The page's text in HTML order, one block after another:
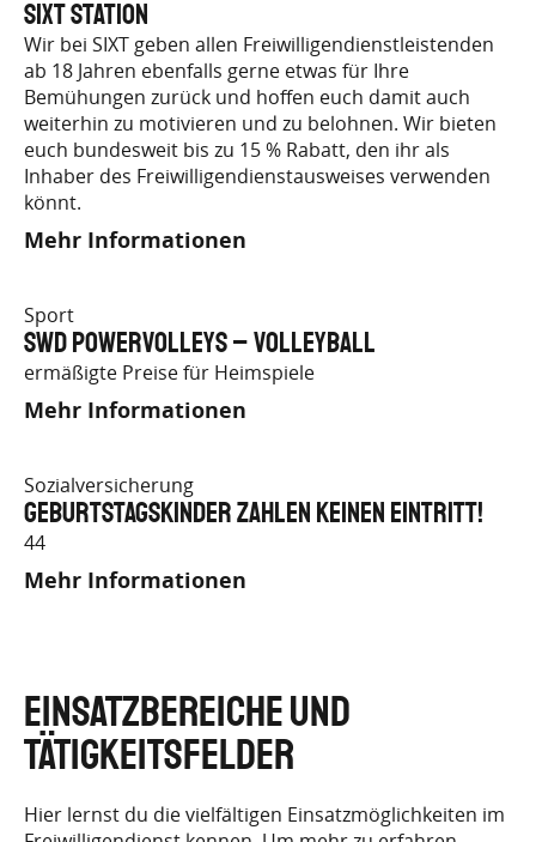
SIXT Station
Wir bei SIXT geben allen Freiwilligendienstleistenden
ab 18 Jahren ebenfalls gerne etwas für Ihre
Bemühungen zurück und hoffen euch damit auch
weiterhin zu motivieren und zu belohnen. Wir bieten
euch bundesweit bis zu 15 % Rabatt, den ihr als
Inhaber des Freiwilligendienstausweises verwenden
könnt.
Mehr Informationen
Sport
SWD Powervolleys – Volleyball
ermäßigte Preise für Heimspiele
Mehr Informationen
Sozialversicherung
Geburtstagskinder zahlen keinen Eintritt!
44
Mehr Informationen
EINSATZBEREICHE UND
TÄTIGKEITSFELDER
Hier lernst du die vielfältigen Einsatzmöglichkeiten im